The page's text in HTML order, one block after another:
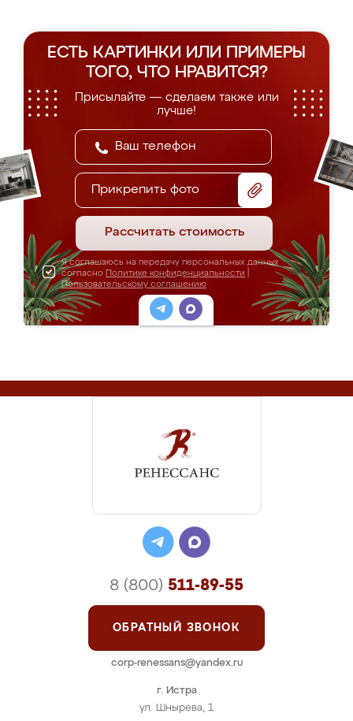
ЕСТЬ КАРТИНКИ ИЛИ ПРИМЕРЫ
ТОГО, ЧТО НРАВИТСЯ?
Присылайте — сделаем также или
лучше!
Прикрепить фото
Рассчитать стоимость
Я соглашаюсь на передачу персональных данных
согласно Политике конфиденциальности
Пользовательскому соглашению
г. Истра
ул. Шнырева, 1
8 (800) 511-89-55
ОБРАТНЫЙ ЗВОНОК
corp-renessans@yandex.ru